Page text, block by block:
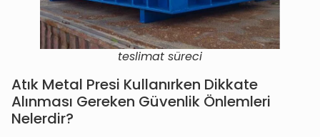
teslimat süreci
Atık Metal Presi Kullanırken Dikkate
Alınması Gereken Güvenlik Önlemleri
Nelerdir?